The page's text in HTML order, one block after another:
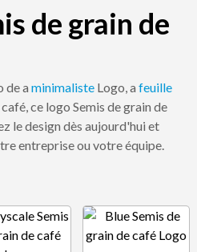
de grain de
de a minimaliste Logo, a feuille
ce logo Semis de grain de
le design dès aujourd'hui et
entreprise ou votre équipe.